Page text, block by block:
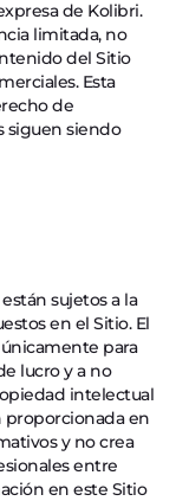
de Kolibri.
limitada, no
del Sitio
Esta
de
siguen siendo
sujetos a la
en el Sitio. El
para
lucro y a no
intelectual
proporcionada en
y no crea
entre
en este Sitio